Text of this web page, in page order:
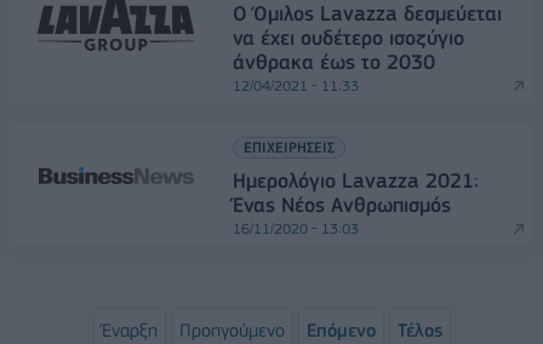
Ο Όμιλος Lavazza δεσμεύεται
να έχει ουδέτερο ισοζύγιο
άνθρακα έως το 2030
12/04/2021 - 11:33
ΕΠΙΧΕΙΡΗΣΕΙΣ
Ημερολόγιο Lavazza 2021:
Ένας Νέος Ανθρωπισμός
16/11/2020 - 13:03
Έναρξη Προηγούμενο Επόμενο Τέλος